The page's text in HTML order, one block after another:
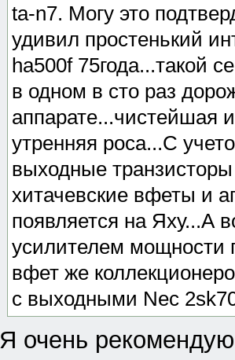
ta-n7. Могу это
удивил простенький
ha500f 75года...такой
в одном в сто раз
аппарате...чистейшая
утренняя роса...С
выходные транзисторы
хитачевские вфеты и
появляется на
усилителем мощности
вфет же
с выходными Nec
Я очень